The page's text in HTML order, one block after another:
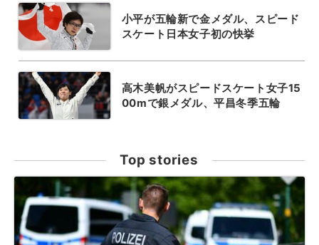
小平が五輪新で金メダル、スピード
スケート日本女子初の快挙
高木美帆がスピードスケート女子15
00mで銀メダル、平昌冬季五輪
Top stories